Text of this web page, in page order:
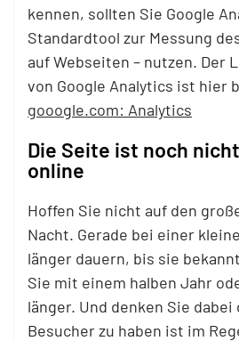
kennen, sollten Sie Google
Standardtool zur Messung
auf Webseiten – nutzen. Der
von Google Analytics ist hier
gooogle.com: Analytics
Die Seite ist noch
online
Hoffen Sie nicht auf den
Nacht. Gerade bei einer
länger dauern, bis sie
Sie mit einem halben Jahr
länger. Und denken Sie dabei
Besucher zu haben ist im